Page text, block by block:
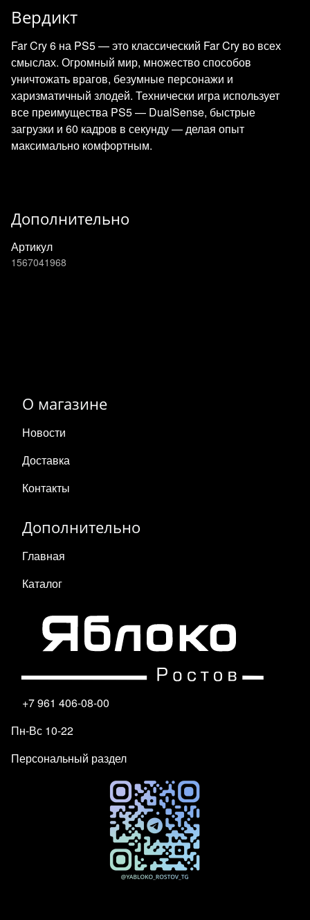
Вердикт
Far Cry 6 на PS5 — это классический Far Cry во всех
смыслах. Огромный мир, множество способов
уничтожать врагов, безумные персонажи и
харизматичный злодей. Технически игра использует
все преимущества PS5 — DualSense, быстрые
загрузки и 60 кадров в секунду — делая опыт
максимально комфортным.
Дополнительно
Артикул
1567041968
О магазине
Новости
Доставка
Контакты
Дополнительно
Главная
Каталог
+7 961 406-08-00
Пн-Вс 10-22
Персональный раздел